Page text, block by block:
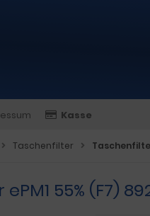
Kasse
Taschenfilter
55% (F7)